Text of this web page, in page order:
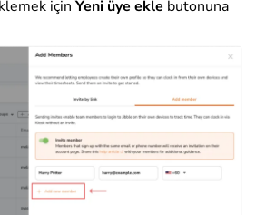
için Yeni üye ekle butonuna